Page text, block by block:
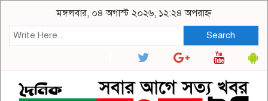
মঙ্গলবার, ০৪ অগাস্ট ২০২৬, ১২:২৪ অপরাহ্ন
Search